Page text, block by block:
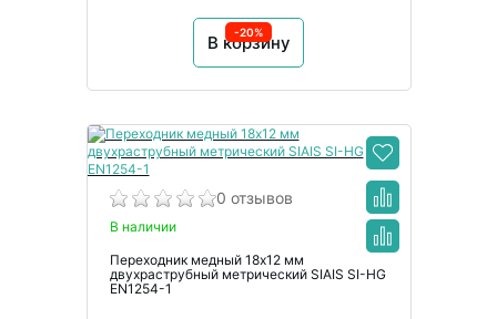
В корзину
-20%
0 отзывов
В наличии
Переходник медный 18х12 мм
двухраструбный метрический SIAIS SI-HG
EN1254-1